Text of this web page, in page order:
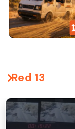
Red 13